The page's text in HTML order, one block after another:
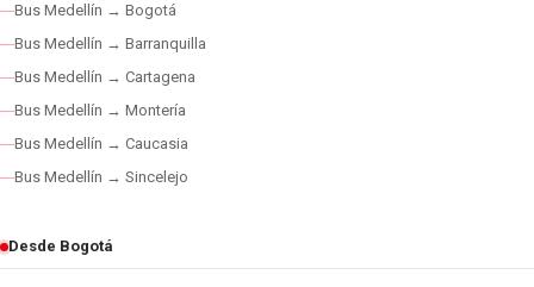
Bus Medellín → Bogotá
Bus Medellín → Barranquilla
Bus Medellín → Cartagena
Bus Medellín → Montería
Bus Medellín → Caucasia
Bus Medellín → Sincelejo
Desde Bogotá